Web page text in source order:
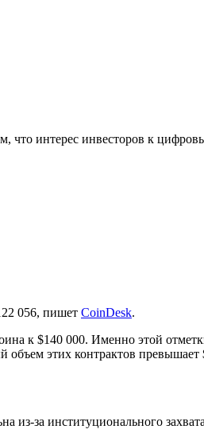
что интерес инвесторов к
056, пишет CoinDesk.
к $140 000. Именно этой
объем этих контрактов превышает
из-за институционального